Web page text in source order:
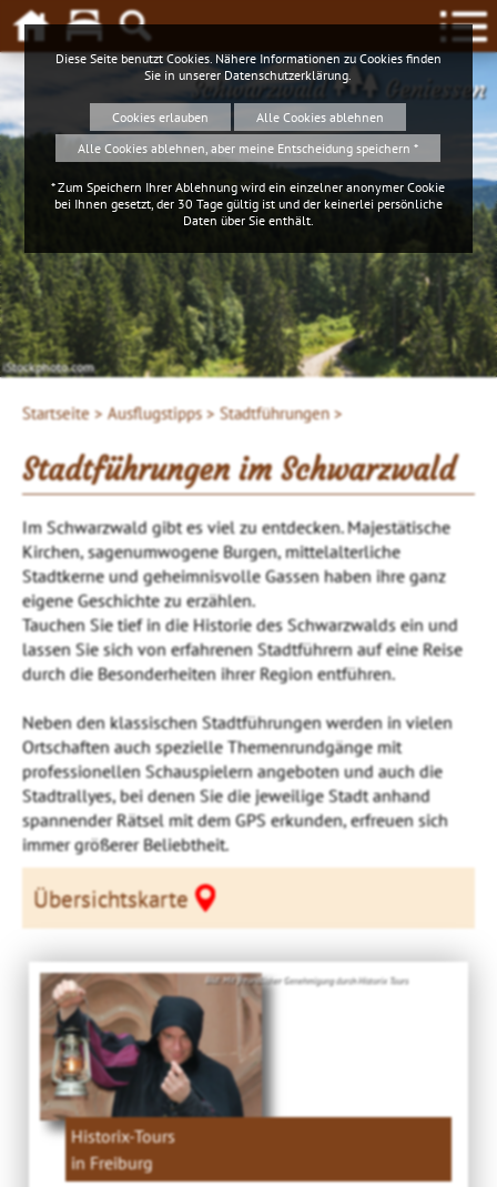
Schwarzwald Geniessen
iStockphoto.com
Startseite > Ausflugstipps > Stadtführungen >
Stadtführungen im Schwarzwald
Im Schwarzwald gibt es viel zu entdecken. Majestätische
Kirchen, sagenumwogene Burgen, mittelalterliche
Stadtkerne und geheimnisvolle Gassen haben ihre ganz
eigene Geschichte zu erzählen.
Tauchen Sie tief in die Historie des Schwarzwalds ein und
lassen Sie sich von erfahrenen Stadtführern auf eine Reise
durch die Besonderheiten ihrer Region entführen.
Neben den klassischen Stadtführungen werden in vielen
Ortschaften auch spezielle Themenrundgänge mit
professionellen Schauspielern angeboten und auch die
Stadtrallyes, bei denen Sie die jeweilige Stadt anhand
spannender Rätsel mit dem GPS erkunden, erfreuen sich
immer größerer Beliebtheit.
Übersichtskarte
Bild: Mit freundlicher Genehmigung durch Historix Tours
Historix-Tours
in Freiburg
Diese Seite benutzt Cookies. Nähere Informationen zu Cookies finden
Sie in unsererDatenschutzerklärung
Cookies erlauben
Alle Cookies ablehnen
Alle Cookies ablehnen, aber meine Entscheidung speichern *
* Zum Speichern Ihrer Ablehnung wird ein einzelner anonymer Cookie
bei Ihnen gesetzt, der 30 Tage gültig ist und der keinerlei persönliche
Daten über Sie enthält.